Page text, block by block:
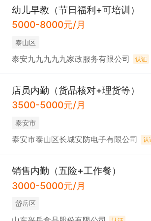
幼儿早教（节日福利+可培训）
5000-8000元/月
泰山区
泰安九九九九九家政服务有限公司 认证
店员内勤（货品核对+理货等）
3500-5000元/月
泰安市
泰安市泰山区长城安防电子有限公司 认
销售内勤（五险+工作餐）
3000-5000元/月
岱岳区